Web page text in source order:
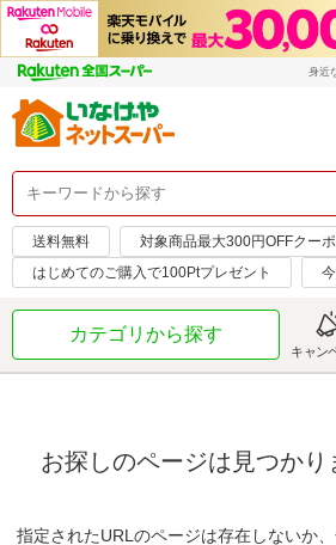
身近
送料無料 対象商品最大300円OFFクー
はじめてのご購入で100Ptプレゼント
カテゴリから探す
キャン
お探しのページは見つかり
指定されたURLのページは存在しないか